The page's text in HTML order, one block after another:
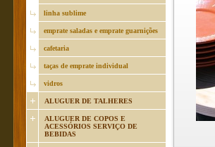
linha sublime
emprate saladas e emprate guarnições
cafetaria
taças de emprate individual
vidros
ALUGUER DE TALHERES
ALUGUER DE COPOS E
ACESSÓRIOS SERVIÇO DE
BEBIDAS